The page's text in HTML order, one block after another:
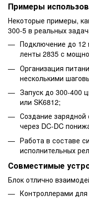
Примеры
Некоторые примеры,
300-5 в реальных
Подключение до 12
ленты 2835 с
Организация
несколькими
Запуск до 300-400
или SK6812;
Создание зарядной
через DC-DC
Работа в составе
исполнительных
Совместимые
Блок отлично
Контроллерами